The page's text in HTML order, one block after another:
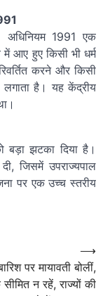
अधिनियम 1991 एक
आए हुए किसी भी धर्म
करने और किसी
लगाता है। यह केंद्रीय
बड़ा झटका दिया है।
जिसमें उपराज्यपाल
पर एक उच्च स्तरीय
पर मायावती बोलीं,
न रहें, राज्यों की
⟶